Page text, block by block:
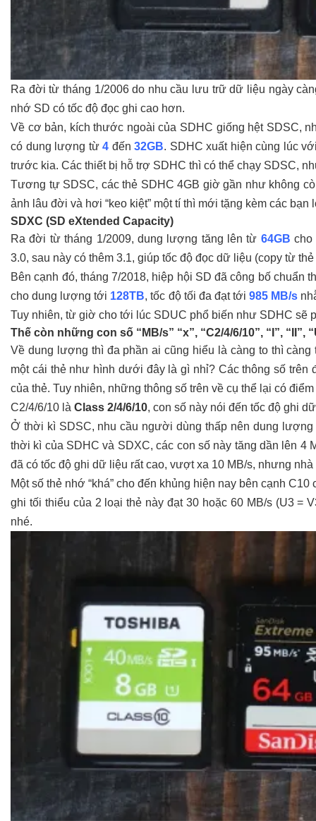
Ra đời từ tháng 1/2006 do nhu cầu lưu trữ dữ liệu ngày
nhớ SD có tốc độ đọc ghi cao hơn.
Về cơ bản, kích thước ngoài của SDHC giống hệt SDSC,
có dung lượng từ4 đến32GB. SDHC xuất hiện cùng lúc
trước kia. Các thiết bị hỗ trợ SDHC thì có thể chạy SDSC,
Tương tự SDSC, các thẻ SDHC 4GB giờ gần như không
ảnh lâu đời và hơi “keo kiệt” một tí thì mới tặng kèm các bạn
SDXC (SD eXtended Capacity)
Ra đời từ tháng 1/2009, dung lượng tăng lên từ 64GB
3.0, sau này có thêm 3.1, giúp tốc độ đọc dữ liệu (copy từ
Bên cạnh đó, tháng 7/2018, hiệp hội SD đã công bố chuẩn
cho dung lượng tới 128TB, tốc độ tối đa đạt tới 985 MB/s
Tuy nhiên, từ giờ cho tới lúc SDUC phổ biến như SDHC sẽ
Thế còn những con số “MB/s” “x”, “C2/4/6/10”, “I”, “II”,
Về dung lượng thì đa phần ai cũng hiểu là càng to thì
một cái thẻ như hình dưới đây là gì nhỉ? Các thông số trên
của thẻ. Tuy nhiên, những thông số trên về cụ thể lại có
C2/4/6/10 là Class 2/4/6/10, con số này nói đến tốc độ ghi
Ở thời kì SDSC, nhu cầu người dùng thấp nên dung lượng
thời kì của SDHC và SDXC, các con số này tăng dần lên 4
đã có tốc độ ghi dữ liệu rất cao, vượt xa 10 MB/s, nhưng
Một số thẻ nhớ “khá” cho đến khủng hiện nay bên cạnh
ghi tối thiểu của 2 loại thẻ này đạt 30 hoặc 60 MB/s (U3 =
nhé.